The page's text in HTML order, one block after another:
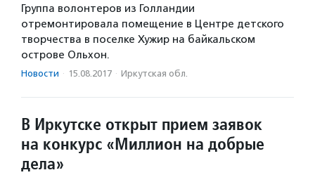
Группа волонтеров из Голландии
отремонтировала помещение в Центре детского
творчества в поселке Хужир на байкальском
острове Ольхон.
Новости · 15.08.2017 · Иркутская обл.
В Иркутске открыт прием заявок
на конкурс «Миллион на добрые
дела»